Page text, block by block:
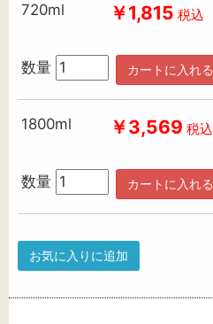
720ml ￥1,815 税込
数量 カートに入れる
1800ml ￥3,569 税込
数量 カートに入れる
お気に入りに追加